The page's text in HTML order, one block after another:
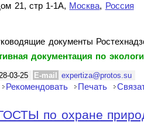
21, стр 1-1А, Москва, Россия
документы
документация по
03-25 E-mail expertiza@protos.su
Рекомендовать Печать
по охране